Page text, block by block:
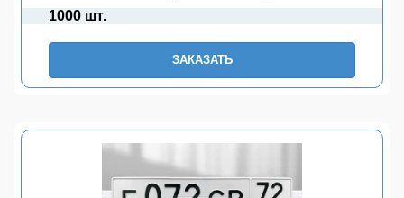
1000 шт.
ЗАКАЗАТЬ